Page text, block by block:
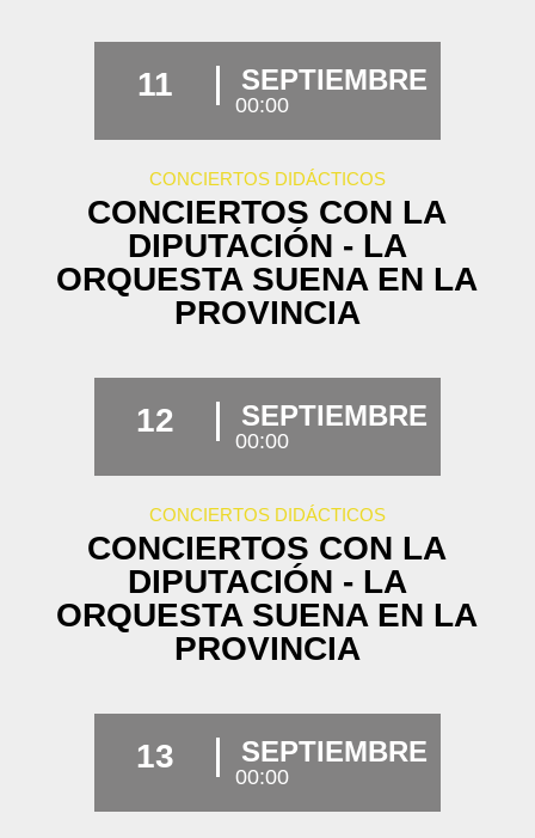
11 SEPTIEMBRE
00:00
CONCIERTOS DIDÁCTICOS
CONCIERTOS CON LA
DIPUTACIÓN - LA
ORQUESTA SUENA EN LA
PROVINCIA
12 SEPTIEMBRE
00:00
CONCIERTOS DIDÁCTICOS
CONCIERTOS CON LA
DIPUTACIÓN - LA
ORQUESTA SUENA EN LA
PROVINCIA
13 SEPTIEMBRE
00:00